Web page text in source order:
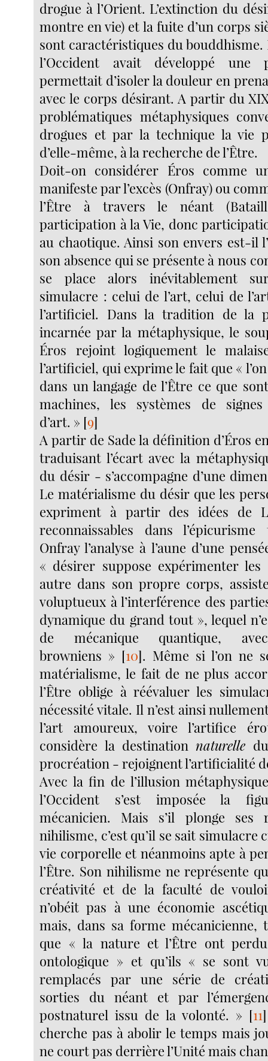
drogue à l’Orient. L’extinction du
montre en vie) et la fuite d’un corps
sont caractéristiques du bouddhisme.
l’Occident avait développé une
permettait d’isoler la douleur en
avec le corps désirant. A partir du
problématiques métaphysiques
drogues et par la technique la vie
d’elle-même, à la recherche de l’Être.
Doit-on considérer Éros comme
manifeste par l’excès (Onfray) ou
l’Être à travers le néant
participation à la Vie, donc
au chaotique. Ainsi son envers est-il
son absence qui se présente à nous
se place alors inévitablement
simulacre : celui de l’art, celui de
l’artificiel. Dans la tradition de la
incarnée par la métaphysique, le
Éros rejoint logiquement le
l’artificiel, qui exprime le fait que «
dans un langage de l’Être ce que
machines, les systèmes de
d’art. » [9]
A partir de Sade la définition d’Éros
traduisant l’écart avec la
du désir - s’accompagne d’une
Le matérialisme du désir que les
expriment à partir des idées de
reconnaissables dans
Onfray l’analyse à l’aune d’une
« désirer suppose expérimenter les
autre dans son propre corps,
voluptueux à l’interférence des
dynamique du grand tout », lequel
de mécanique quantique,
browniens » [10]. Même si l’on ne
matérialisme, le fait de ne plus
l’Être oblige à réévaluer les
nécessité vitale. Il n’est ainsi
l’art amoureux, voire l’artifice
considère la destinationnaturelle
procréation - rejoignent l’artificialité
Avec la fin de l’illusion
l’Occident s’est imposée la
mécanicien. Mais s’il plonge ses
nihilisme, c’est qu’il se sait simulacre
vie corporelle et néanmoins apte à
l’Être. Son nihilisme ne représente
créativité et de la faculté de
n’obéit pas à une économie
mais, dans sa forme mécanicienne,
que « la nature et l’Être ont
ontologique » et qu’ils « se sont
remplacés par une série de
sorties du néant et par
postnaturel issu de la volonté. » [11]
cherche pas à abolir le temps mais
ne court pas derrière l’Unité mais